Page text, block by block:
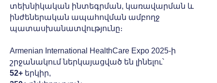
տեխնիկական ինտեգրման, կառավարման և
ինժեներական ապահովման ամբողջ
պատասխանատվությունը։
Armenian International HealthCare Expo 2025-ի
շրջանակում ներկայացված են լինելու՝
52+ երկիր,